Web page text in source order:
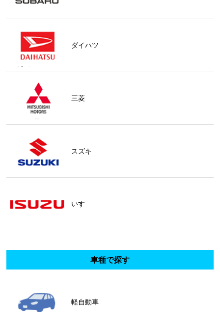
ダイハツ
三菱
スズキ
いすゞ
車種で探す
軽自動車